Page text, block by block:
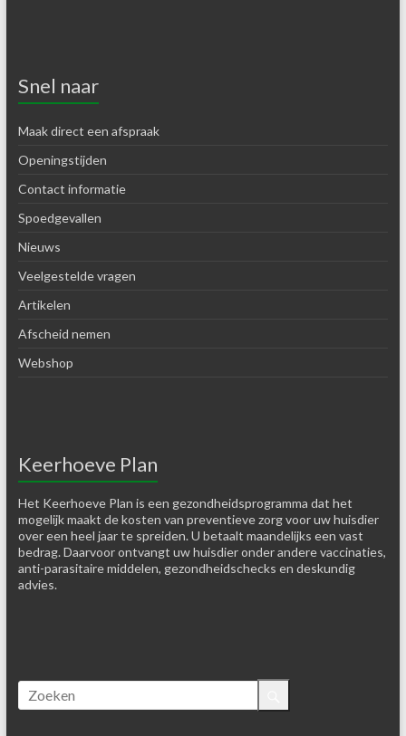
Snel naar
Maak direct een afspraak
Openingstijden
Contact informatie
Spoedgevallen
Nieuws
Veelgestelde vragen
Artikelen
Afscheid nemen
Webshop
Keerhoeve Plan
Het Keerhoeve Plan is een gezondheidsprogramma dat het
mogelijk maakt de kosten van preventieve zorg voor uw huisdier
over een heel jaar te spreiden. U betaalt maandelijks een vast
bedrag. Daarvoor ontvangt uw huisdier onder andere vaccinaties,
anti-parasitaire middelen, gezondheidschecks en deskundig
advies.